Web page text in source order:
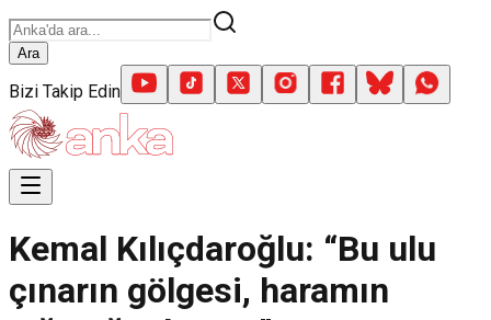
Ara
Bizi Takip Edin
Kemal Kılıçdaroğlu: “Bu ulu
çınarın gölgesi, haramın